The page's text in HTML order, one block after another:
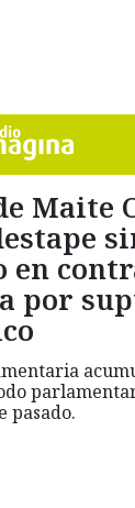
Maite
en
por
pasado.